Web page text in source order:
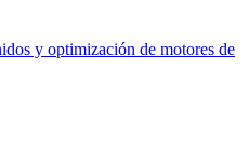
y optimización de motores de